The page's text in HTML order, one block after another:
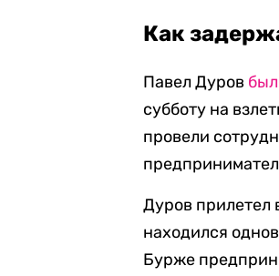
Как
Павел Дуров
субботу на
провели
Дуров
находился
Бурже